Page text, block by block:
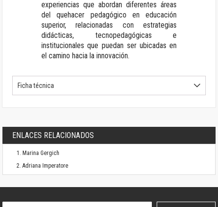
experiencias que abordan diferentes áreas
del quehacer pedagógico en educación
superior, relacionadas con estrategias
didácticas, tecnopedagógicas e
institucionales que puedan ser ubicadas en
el camino hacia la innovación.
Ficha técnica
ENLACES RELACIONADOS
Marina Gergich
Adriana Imperatore